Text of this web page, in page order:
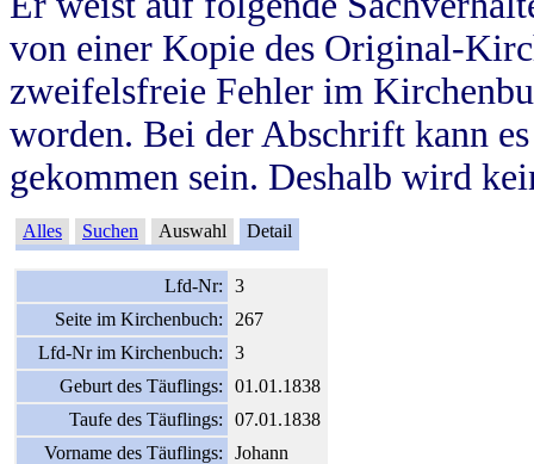
von einer Kopie des Original-
zweifelsfreie Fehler im
worden. Bei der Abschrift kann
gekommen sein. Deshalb wird
Alles Suchen Auswahl Detail
Lfd-Nr:
3
Seite im Kirchenbuch:
267
Lfd-Nr im Kirchenbuch:
3
Geburt des Täuflings:
01.01.1838
Taufe des Täuflings:
07.01.1838
Vorname des Täuflings:
Johann